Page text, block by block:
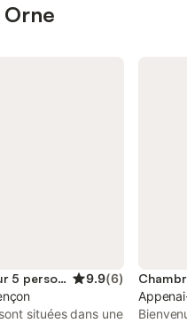
Chambre d’hôte pour 5 personnes 9.9(6)
situées dans une